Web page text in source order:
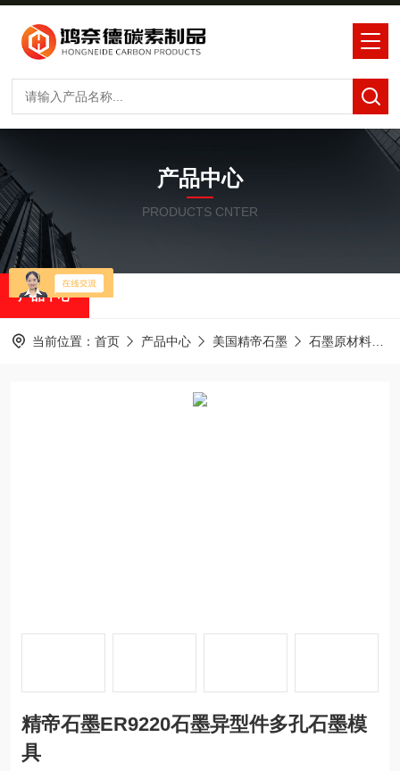
产品中心
PRODUCTS CNTER
产品中心
当前位置： 首页 产品中心 美国精帝石墨 石墨原材料
精帝石墨ER9220石墨异型件多孔石墨模
具